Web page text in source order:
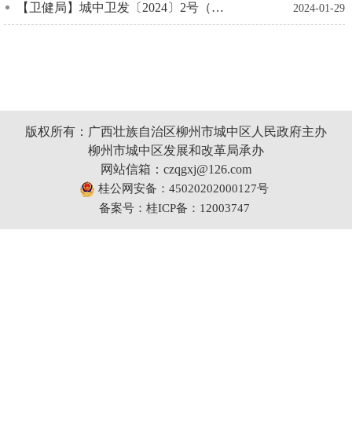
2024-01-29
【卫健局】城中卫发〔2024〕2号（关于印发柳州市城中区职业病防治“十四五”规划的通知）
版权所有：广西壮族自治区柳州市城中区人民政府主办
柳州市城中区发展和改革局承办
网站信箱：czqgxj@126.com
桂公网安备：45020202000127号
备案号：桂ICP备：12003747